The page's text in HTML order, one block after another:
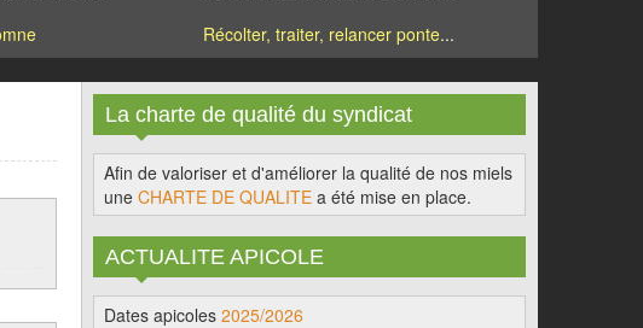
Récolter, traiter, relancer ponte...
La charte de qualité du syndicat
Afin de valoriser et d'améliorer la qualité de nos miels
une CHARTE DE QUALITE a été mise en place.
ACTUALITE APICOLE
Dates apicoles 2025/2026